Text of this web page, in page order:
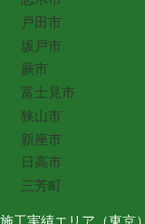
戸田市
坂戸市
蕨市
富士見市
狭山市
新座市
日高市
三芳町